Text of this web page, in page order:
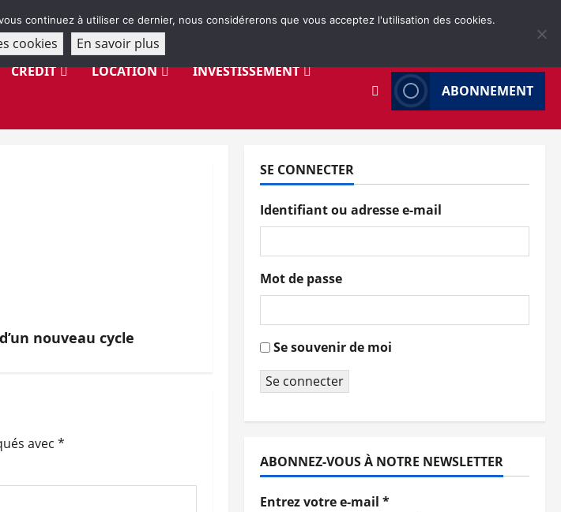
CRÉDIT LOCATION INVESTISSEMENT
ABONNEMENT
nouveau cycle
avec *
SE CONNECTER
Identifiant ou adresse e-mail
Mot de passe
Se souvenir de moi
Se connecter
ABONNEZ-VOUS À NOTRE NEWSLETTER
Entrez votre e-mail *
continuez à utiliser ce dernier, nous considérerons que vous acceptez l'utilisation des cookies.
cookies En savoir plus